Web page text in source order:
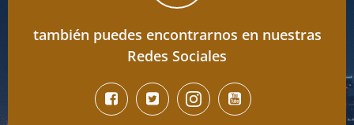
también puedes encontrarnos en nuestras
Redes Sociales